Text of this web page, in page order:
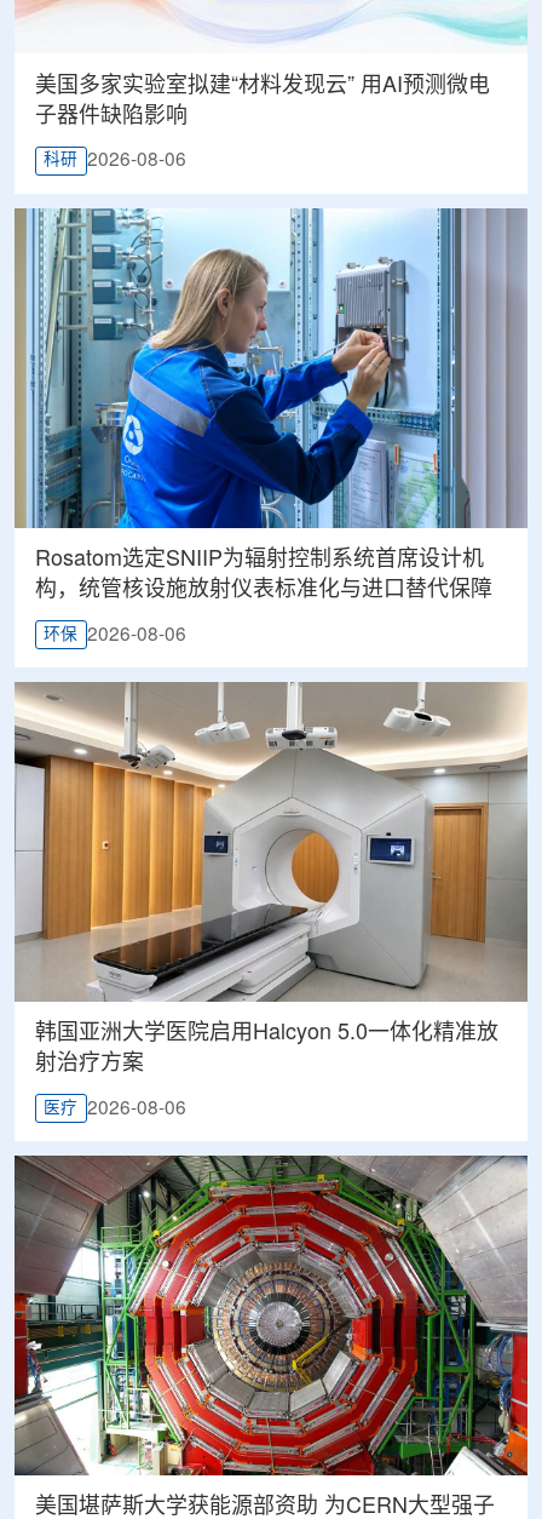
美国多家实验室拟建“材料发现云” 用AI预测微电
子器件缺陷影响
科研 2026-08-06
Rosatom选定SNIIP为辐射控制系统首席设计机
构，统管核设施放射仪表标准化与进口替代保障
环保 2026-08-06
韩国亚洲大学医院启用Halcyon 5.0一体化精准放
射治疗方案
医疗 2026-08-06
美国堪萨斯大学获能源部资助 为CERN大型强子